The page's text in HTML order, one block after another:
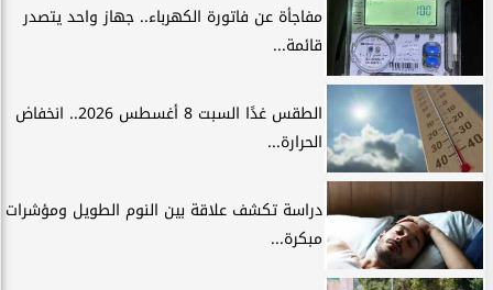
مفاجأة عن فاتورة الكهرباء.. جهاز واحد يتصدر
قائمة...
الطقس غدًا السبت 8 أغسطس 2026.. انخفاض
الحرارة...
دراسة تكشف علاقة بين النوم الطويل ومؤشرات
مبكرة...